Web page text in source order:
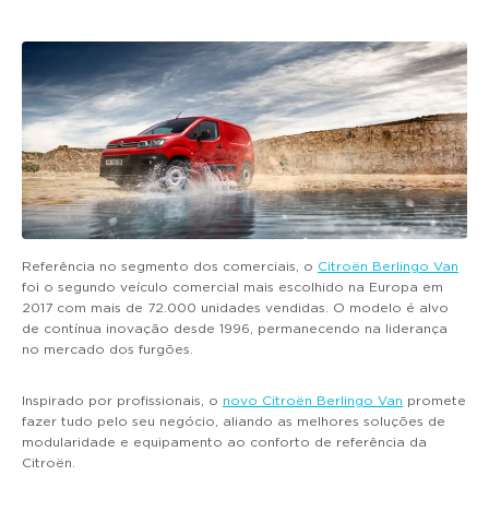
Referência no segmento dos comerciais, o Citroën Berlingo Van
foi o segundo veículo comercial mais escolhido na Europa em
2017 com mais de 72.000 unidades vendidas. O modelo é alvo
de contínua inovação desde 1996, permanecendo na liderança
no mercado dos furgões.
Inspirado por profissionais, o novo Citroën Berlingo Van promete
fazer tudo pelo seu negócio, aliando as melhores soluções de
modularidade e equipamento ao conforto de referência da
Citroën.